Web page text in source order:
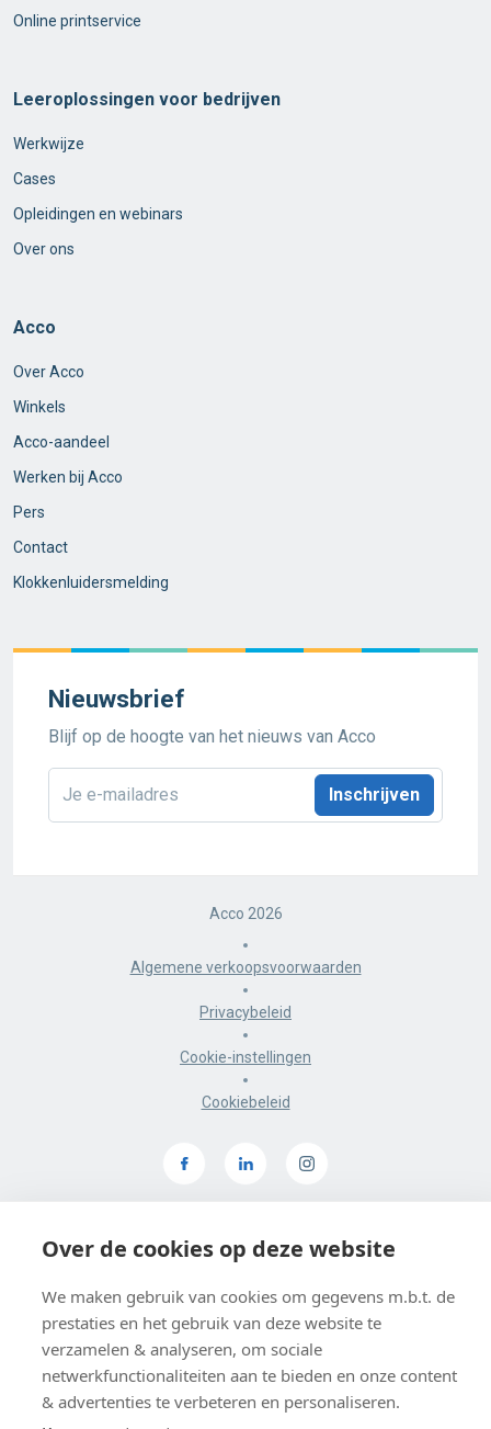
Online printservice
Leeroplossingen voor bedrijven
Werkwijze
Cases
Opleidingen en webinars
Over ons
Acco
Over Acco
Winkels
Acco-aandeel
Werken bij Acco
Pers
Contact
Klokkenluidersmelding
Nieuwsbrief
Blijf op de hoogte van het nieuws van Acco
Acco 2026
Algemene verkoopsvoorwaarden
Privacybeleid
Cookie-instellingen
Cookiebeleid
De Smidse, Sluisstraat 10, 3000 Leuven
Over de cookies op deze website
We maken gebruik van cookies om gegevens m.b.t. de
prestaties en het gebruik van deze website te
verzamelen & analyseren, om sociale
netwerkfunctionaliteiten aan te bieden en onze content
& advertenties te verbeteren en personaliseren.